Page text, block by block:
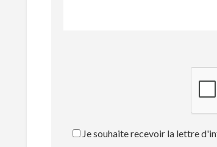
Je souhaite recevoir la lettre